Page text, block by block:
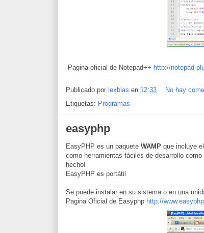
Pagina oficial de Notepad++ http://notepad-
Publicado por lexblas en 12:33
No hay
Etiquetas: Programas
easyphp
EasyPHP es un paquete WAMP que incluye
como herramientas fáciles de desarrollo como
hecho!
EasyPHP es portátil
Se puede instalar en su sistema o en una
Pagina Oficial de Easyphp http://